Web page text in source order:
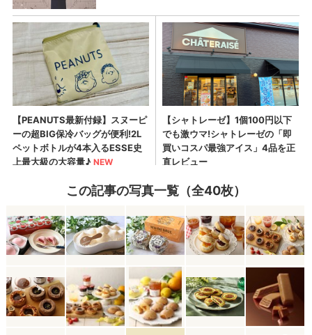
この記事の写真一覧（全40枚）